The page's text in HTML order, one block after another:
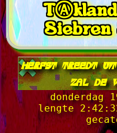
Siebren
herfst treedt uit
zal de
donderdag
lengte